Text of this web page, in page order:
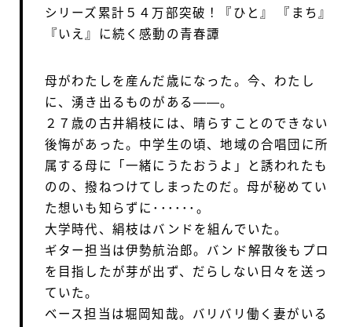
シリーズ累計５４万部突破！『ひと』 『まち』
『いえ』に続く感動の青春譚
母がわたしを産んだ歳になった。今、わたし
に、湧き出るものがある――。
２７歳の古井絹枝には、晴らすことのできない
後悔があった。中学生の頃、地域の合唱団に所
属する母に「一緒にうたおうよ」と誘われたも
のの、撥ねつけてしまったのだ。母が秘めてい
た想いも知らずに･･････。
大学時代、絹枝はバンドを組んでいた。
ギター担当は伊勢航治郎。バンド解散後もプロ
を目指したが芽が出ず、だらしない日々を送っ
ていた。
ベース担当は堀岡知哉。バリバリ働く妻がいる